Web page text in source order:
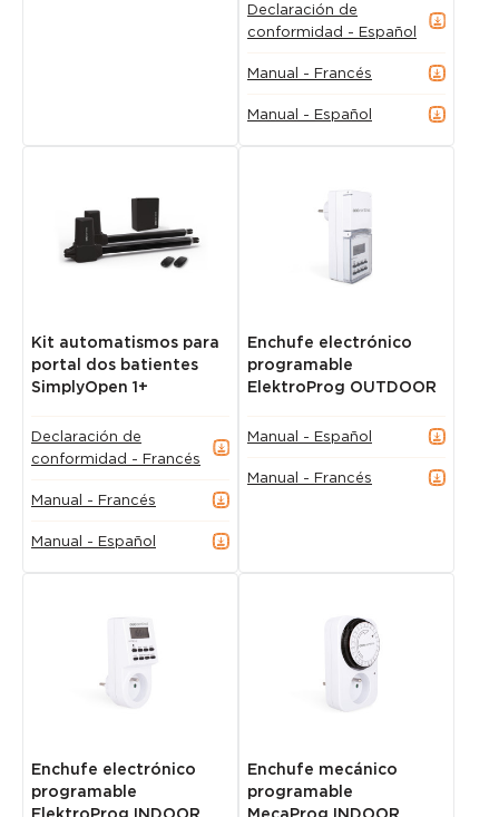
Declaración de
conformidad - Español
Manual - Francés
Manual - Español
Kit automatismos para
portal dos batientes
SimplyOpen 1+
Declaración de
conformidad - Francés
Manual - Francés
Manual - Español
Enchufe electrónico
programable
ElektroProg OUTDOOR
Manual - Español
Manual - Francés
Enchufe electrónico
programable
Enchufe mecánico
programable